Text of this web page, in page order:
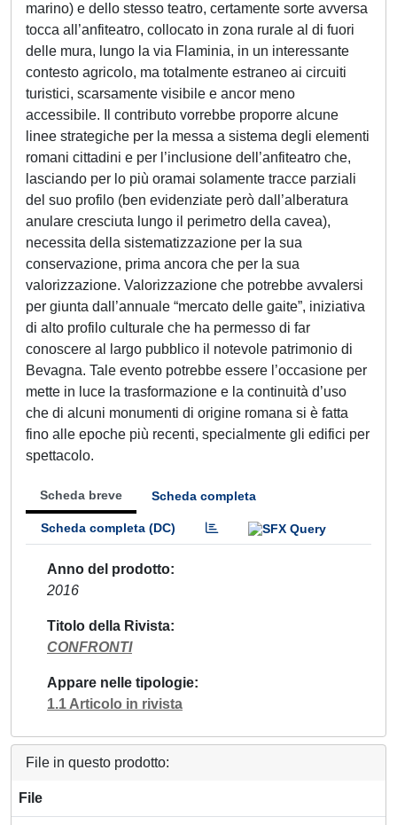
marino) e dello stesso teatro, certamente sorte avversa
tocca all’anfiteatro, collocato in zona rurale al di fuori
delle mura, lungo la via Flaminia, in un interessante
contesto agricolo, ma totalmente estraneo ai circuiti
turistici, scarsamente visibile e ancor meno
accessibile. Il contributo vorrebbe proporre alcune
linee strategiche per la messa a sistema degli elementi
romani cittadini e per l’inclusione dell’anfiteatro che,
lasciando per lo più oramai solamente tracce parziali
del suo profilo (ben evidenziate però dall’alberatura
anulare cresciuta lungo il perimetro della cavea),
necessita della sistematizzazione per la sua
conservazione, prima ancora che per la sua
valorizzazione. Valorizzazione che potrebbe avvalersi
per giunta dall’annuale “mercato delle gaite”, iniziativa
di alto profilo culturale che ha permesso di far
conoscere al largo pubblico il notevole patrimonio di
Bevagna. Tale evento potrebbe essere l’occasione per
mette in luce la trasformazione e la continuità d’uso
che di alcuni monumenti di origine romana si è fatta
fino alle epoche più recenti, specialmente gli edifici per
spettacolo.
Scheda breve Scheda completa
Scheda completa (DC)
Anno del prodotto
2016
Titolo della Rivista
CONFRONTI
Appare nelle tipologie
1.1 Articolo in rivista
File in questo prodotto:
File